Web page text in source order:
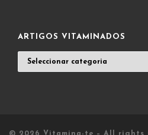
ARTIGOS VITAMINADOS
VITAMINADOS